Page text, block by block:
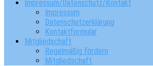
Impressum/Datenschutz/Kontakt
Impressum
Datenschutzerklärung
Kontaktformular
Mitgliedschaft
Regelmäßig fördern
Mitgliedschaft